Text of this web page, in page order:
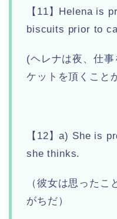
【11】Helena is
biscuits prior to
(ヘレナは夜、仕
ケットを頂くこと
【12】a) She is
she thinks.
（彼女は思ったこ
がちだ）